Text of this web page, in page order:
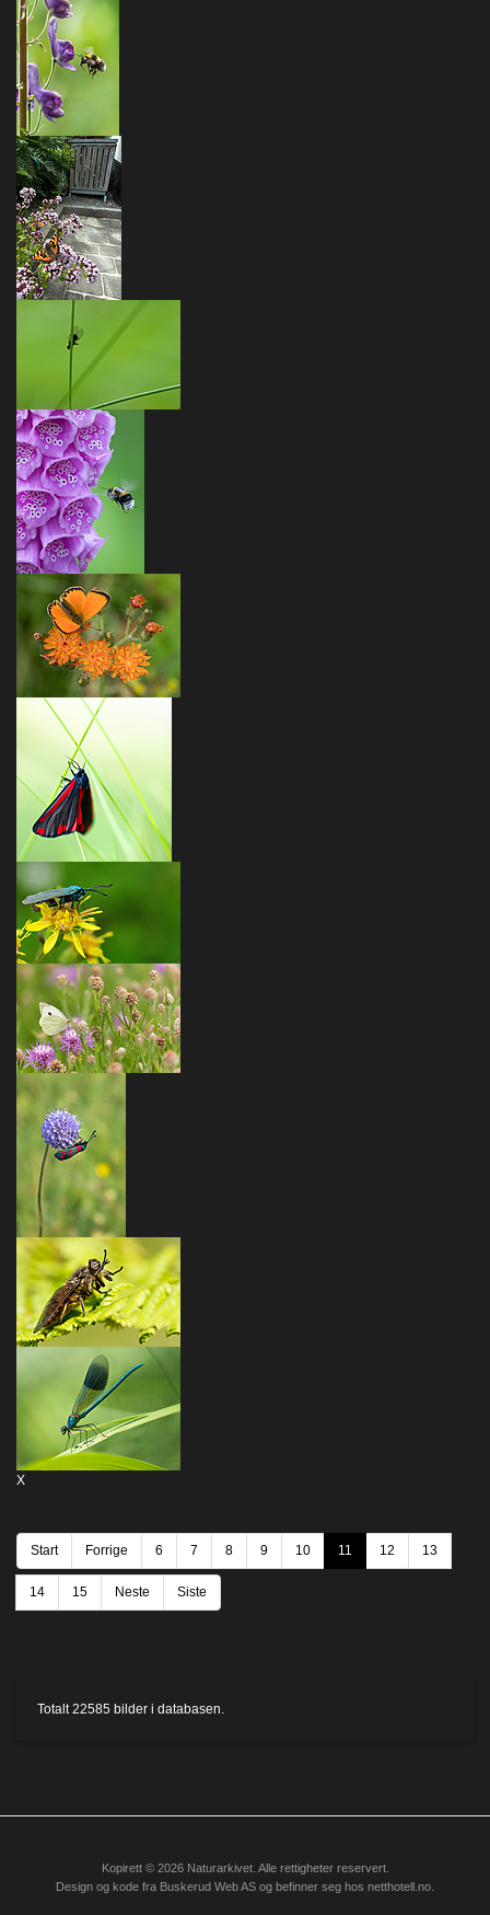
X
Start Forrige 6 7 8 9 10 11 12 13
14 15 Neste Siste
Totalt 22585 bilder i databasen.
Kopirett © 2026 Naturarkivet. Alle rettigheter reservert.
Design og kode fra Buskerud Web AS og befinner seg hos netthotell.no